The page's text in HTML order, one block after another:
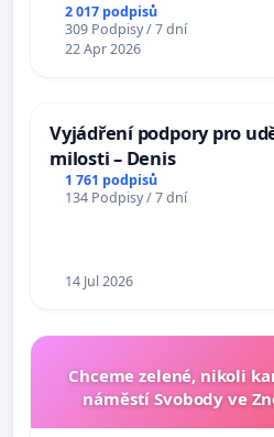
2 017 podpisů
309 Podpisy / 7 dní
22 Apr 2026
Vyjádření podpory pro
milosti – Denis
1 761 podpisů
134 Podpisy / 7 dní
14 Jul 2026
Chceme zelené, nikoli
náměstí Svobody ve